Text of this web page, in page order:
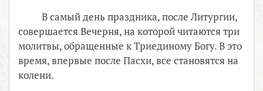
В самый день праздника, после Литургии,
совершается Вечерня, на которой читаются три
молитвы, обращенные к Триединому Богу. В это
время, впервые после Пасхи, все становятся на
колени.